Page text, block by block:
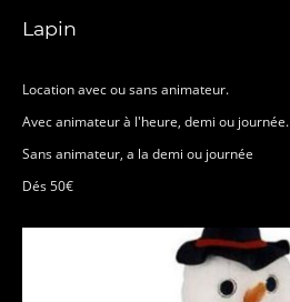
Lapin
Location avec ou sans animateur.
Avec animateur à l'heure, demi ou journée.
Sans animateur, a la demi ou journée
Dés 50€